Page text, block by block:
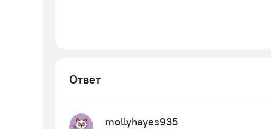
Ответ
mollyhayes935